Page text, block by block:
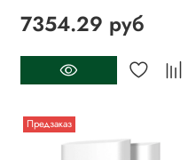
7354.29 руб
Предзаказ